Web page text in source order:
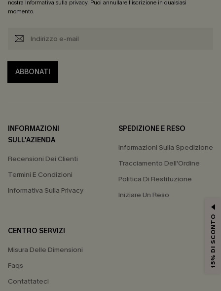
nostra Informativa sulla privacy. Puoi annullare l'iscrizione in qualsiasi
momento.
ABBONATI
INFORMAZIONI
SULL'AZIENDA
Recensioni Dei Clienti
Termini E Condizioni
Informativa Sulla Privacy
SPEDIZIONE E RESO
Informazioni Sulla Spedizione
Tracciamento Dell'Ordine
Politica Di Restituzione
Iniziare Un Reso
CENTRO SERVIZI
Misura Delle Dimensioni
Faqs
Contattateci
15% DI SCONTO